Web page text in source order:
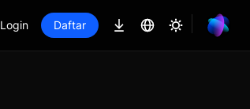
Login Daftar